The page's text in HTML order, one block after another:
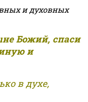
и духовных
Божий, спаси
и
в духе,